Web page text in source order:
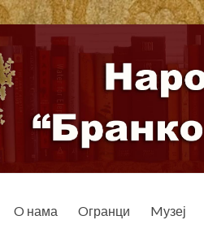
O нама Oгранци Mузеј